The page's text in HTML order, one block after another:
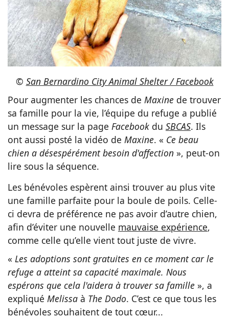
© San Bernardino City Animal Shelter / Facebook
Pour augmenter les chances de Maxine de trouver
sa famille pour la vie, l’équipe du refuge a publié
un message sur la page Facebook du SBCAS. Ils
ont aussi posté la vidéo de Maxine. « Ce beau
chien a désespérément besoin d'affection », peut-on
lire sous la séquence.
Les bénévoles espèrent ainsi trouver au plus vite
une famille parfaite pour la boule de poils. Celle-
ci devra de préférence ne pas avoir d’autre chien,
afin d’éviter une nouvelle mauvaise expérience,
comme celle qu’elle vient tout juste de vivre.
« Les adoptions sont gratuites en ce moment car le
refuge a atteint sa capacité maximale. Nous
espérons que cela l'aidera à trouver sa famille », a
expliqué Melissa à The Dodo. C’est ce que tous les
bénévoles souhaitent de tout cœur...